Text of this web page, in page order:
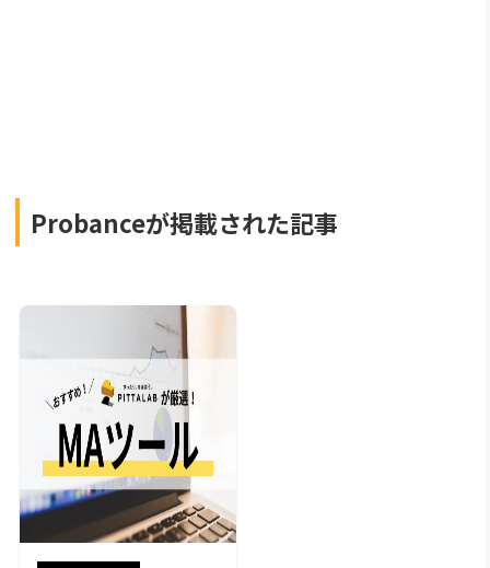
Probanceが掲載された記事